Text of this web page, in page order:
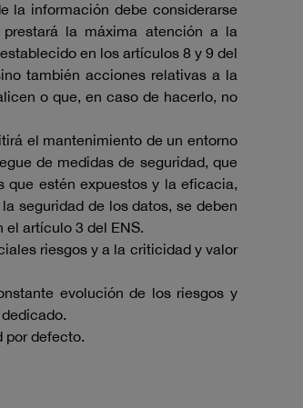
la información debe considerarse
la máxima atención a la
en los artículos 8 y 9 del
también acciones relativas a la
o que, en caso de hacerlo, no
el mantenimiento de un entorno
de medidas de seguridad, que
que estén expuestos y la eficacia,
seguridad de los datos, se deben
el artículo 3 del ENS.
riesgos y a la criticidad y valor
evolución de los riesgos y
por defecto.